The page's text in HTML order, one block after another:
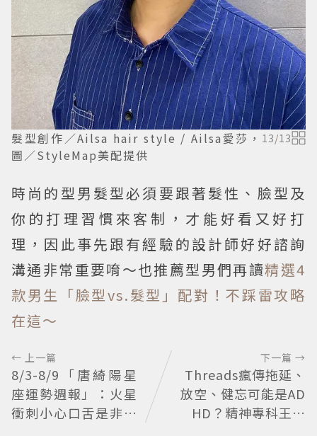
髮型創作／Ailsa hair style / Ailsa愛莎，
圖／StyleMap美配提供
13/13
時尚的型男髮型必須要跟著髮性、臉型及
你的打理習慣來客制，才能好看又好打
理，因此事先跟有經驗的設計師好好諮詢
溝通非常重要唷～也推薦型男們再讀精選4
款男生「臉型vs.髮型」配對！不踩雷攻略
在這～
← 上一篇
8/3-8/9「唐綺陽星
座運勢週報」：火星
衝刺小心口舌是非！
下一篇 →
Threads瘋傳拖延、
放空、健忘可能是AD
HD？精神專科王韋